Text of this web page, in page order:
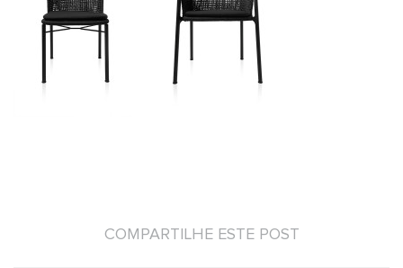
COMPARTILHE ESTE POST